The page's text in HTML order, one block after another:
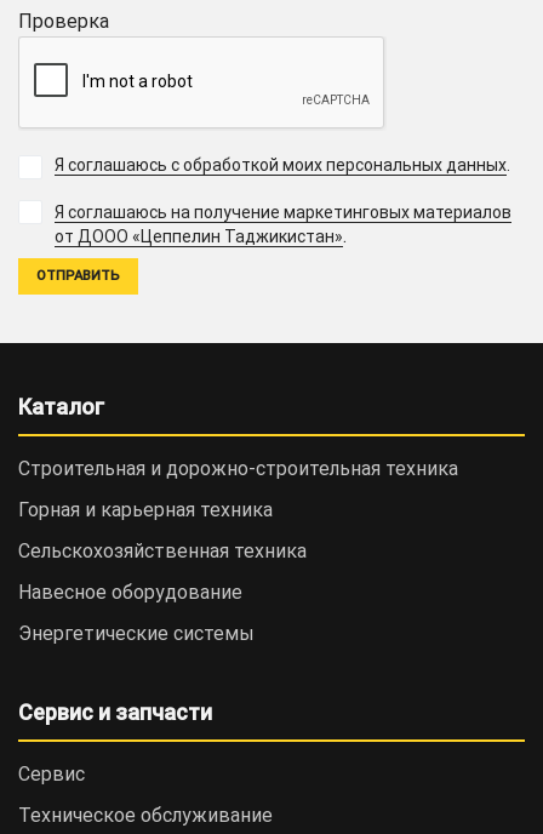
Проверка
Я соглашаюсь с обработкой моих персональных данных.
Я соглашаюсь на получение маркетинговых материалов
от ДООО «Цеппелин Таджикистан».
Каталог
Строительная и дорожно-cтроительная техника
Горная и карьерная техника
Сельскохозяйственная техника
Навесное оборудование
Энергетические системы
Сервис и запчасти
Сервис
Техническое обслуживание